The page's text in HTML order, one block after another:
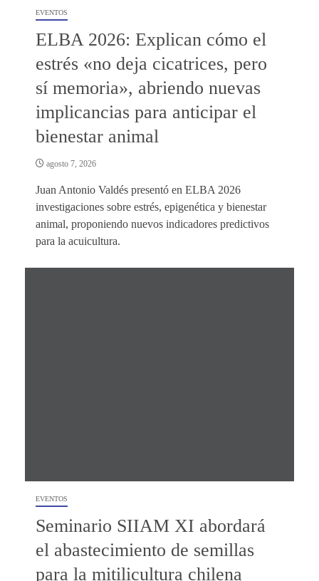
EVENTOS
ELBA 2026: Explican cómo el
estrés «no deja cicatrices, pero
sí memoria», abriendo nuevas
implicancias para anticipar el
bienestar animal
agosto 7, 2026
Juan Antonio Valdés presentó en ELBA 2026
investigaciones sobre estrés, epigenética y bienestar
animal, proponiendo nuevos indicadores predictivos
para la acuicultura.
EVENTOS
Seminario SIIAM XI abordará
el abastecimiento de semillas
para la mitilicultura chilena